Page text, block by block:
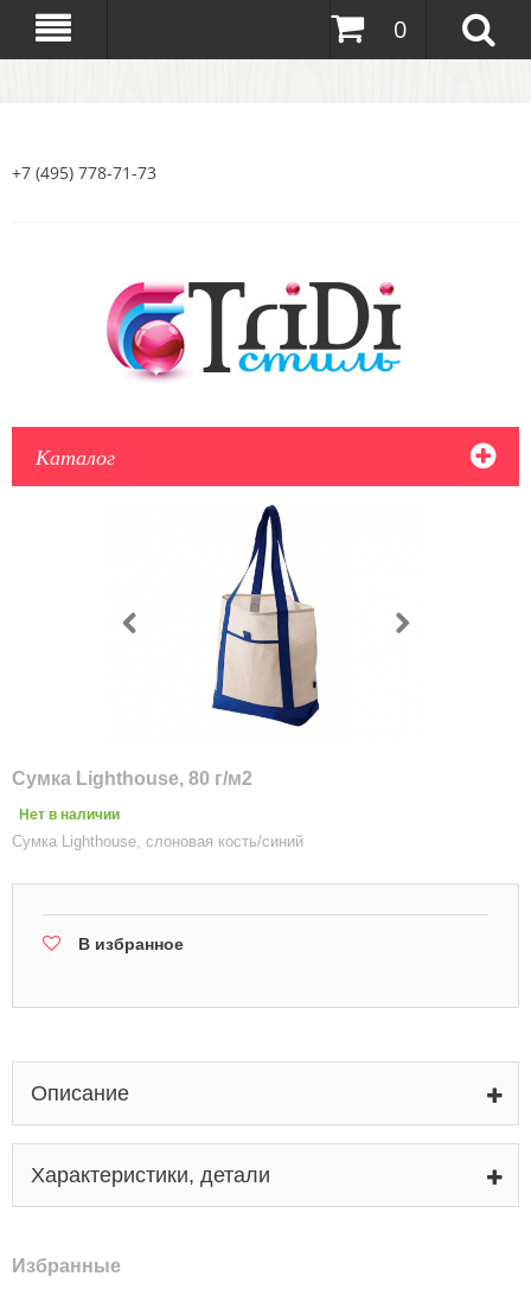
0
+7 (495) 778-71-73
Каталог
Сумка Lighthouse, 80 г/м2
Нет в наличии
Сумка Lighthouse, слоновая кость/синий
В избранное
Описание
Характеристики, детали
Избранные